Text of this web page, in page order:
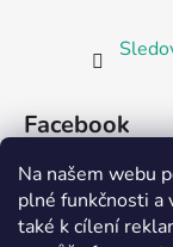
Na našem webu
plné funkčnosti a
také k cílení
Facebook